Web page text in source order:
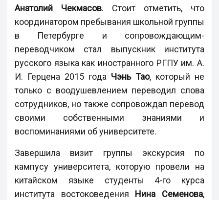
Анатолий Чекмасов. Стоит отметить, что
координатором пребывания школьной группы
в Петербурге и сопровождающим-
переводчиком стал выпускник института
русского языка как иностранного РГПУ им. А.
И. Герцена 2015 года Чэнь Тао, который не
только с воодушевлением переводил слова
сотрудников, но также сопровождал перевод
своими собственными знаниями и
воспоминаниями об университете.
Завершила визит группы экскурсия по
кампусу университета, которую провели на
китайском языке студенты 4-го курса
института востоковедения Нина Семенова,